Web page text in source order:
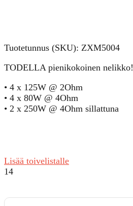
Tuotetunnus (SKU): ZXM5004
TODELLA pienikokoinen nelikko!
• 4 x 125W @ 2Ohm
• 4 x 80W @ 4Ohm
• 2 x 250W @ 4Ohm sillattuna
Lisää toivelistalle
14